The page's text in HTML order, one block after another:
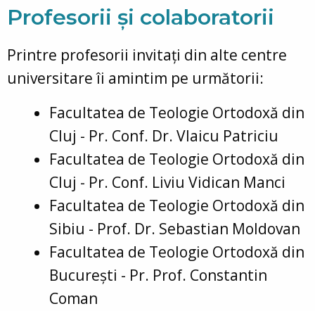
Profesorii și colaboratorii
Printre profesorii invitați din alte centre
universitare îi amintim pe următorii:
Facultatea de Teologie Ortodoxă din
Cluj - Pr. Conf. Dr. Vlaicu Patriciu
Facultatea de Teologie Ortodoxă din
Cluj - Pr. Conf. Liviu Vidican Manci
Facultatea de Teologie Ortodoxă din
Sibiu - Prof. Dr. Sebastian Moldovan
Facultatea de Teologie Ortodoxă din
București - Pr. Prof. Constantin
Coman